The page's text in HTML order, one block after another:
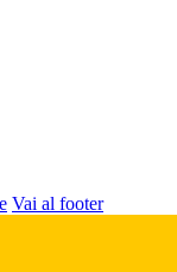
Vai al footer